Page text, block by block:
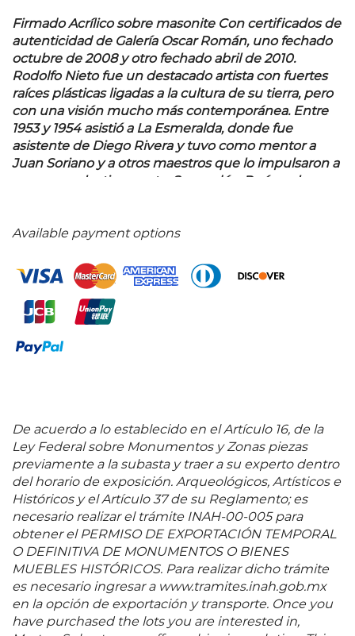
Firmado Acrílico sobre masonite Con certificados de
autenticidad de Galería Oscar Román, uno fechado
octubre de 2008 y otro fechado abril de 2010.
Rodolfo Nieto fue un destacado artista con fuertes
raíces plásticas ligadas a la cultura de su tierra, pero
con una visión mucho más contemporánea. Entre
1953 y 1954 asistió a La Esmeralda, donde fue
asistente de Diego Rivera y tuvo como mentor a
Juan Soriano y a otros maestros que lo impulsaron a
exponer colectivamente. Se mudó a París en los
influencias artísticas a un nivel internacional. En la
galerías y museos, destacando su muestra
individual en el Museo de Arte Moderno de París en
1962; así mismo participó en la Bienal de París
obteniendo un premio en 1963. Durante aquella
época creó su propio lenguaje artístico, en parte
influenciado por sus amistades con Francisco
llevó a cultivar una relación laboral posterior con
Carlos Fuentes y Mario Vargas Llosa. Regresó a
México en 1970 ya con fama y reconocimiento en el
extranjero, pero no en su país, lo que le causó una
gran decepción, fue entonces que su mente
comenzó a divagar; no obstante, conforme el
tiempo pasó su trabajo dio un giro y fue aceptado
por la crítica mexicana. Desde entonces, su obra
entrelazó texturas, colores, formas abstractas,
fusiones de animales con humanos y temas de la
naturaleza que creaban situaciones y ambientes
fantásticos. Fue un artista que se caracterizó por su
Available payment options
De acuerdo a lo establecido en el Artículo 16, de la
Ley Federal sobre Monumentos y Zonas piezas
previamente a la subasta y traer a su experto dentro
del horario de exposición. Arqueológicos, Artísticos e
Históricos y el Artículo 37 de su Reglamento; es
necesario realizar el trámite INAH-00-005 para
obtener el PERMISO DE EXPORTACIÓN TEMPORAL
O DEFINITIVA DE MONUMENTOS O BIENES
MUEBLES HISTÓRICOS. Para realizar dicho trámite
es necesario ingresar a www.tramites.inah.gob.mx
en la opción de exportación y transporte. Once you
have purchased the lots you are interested in,